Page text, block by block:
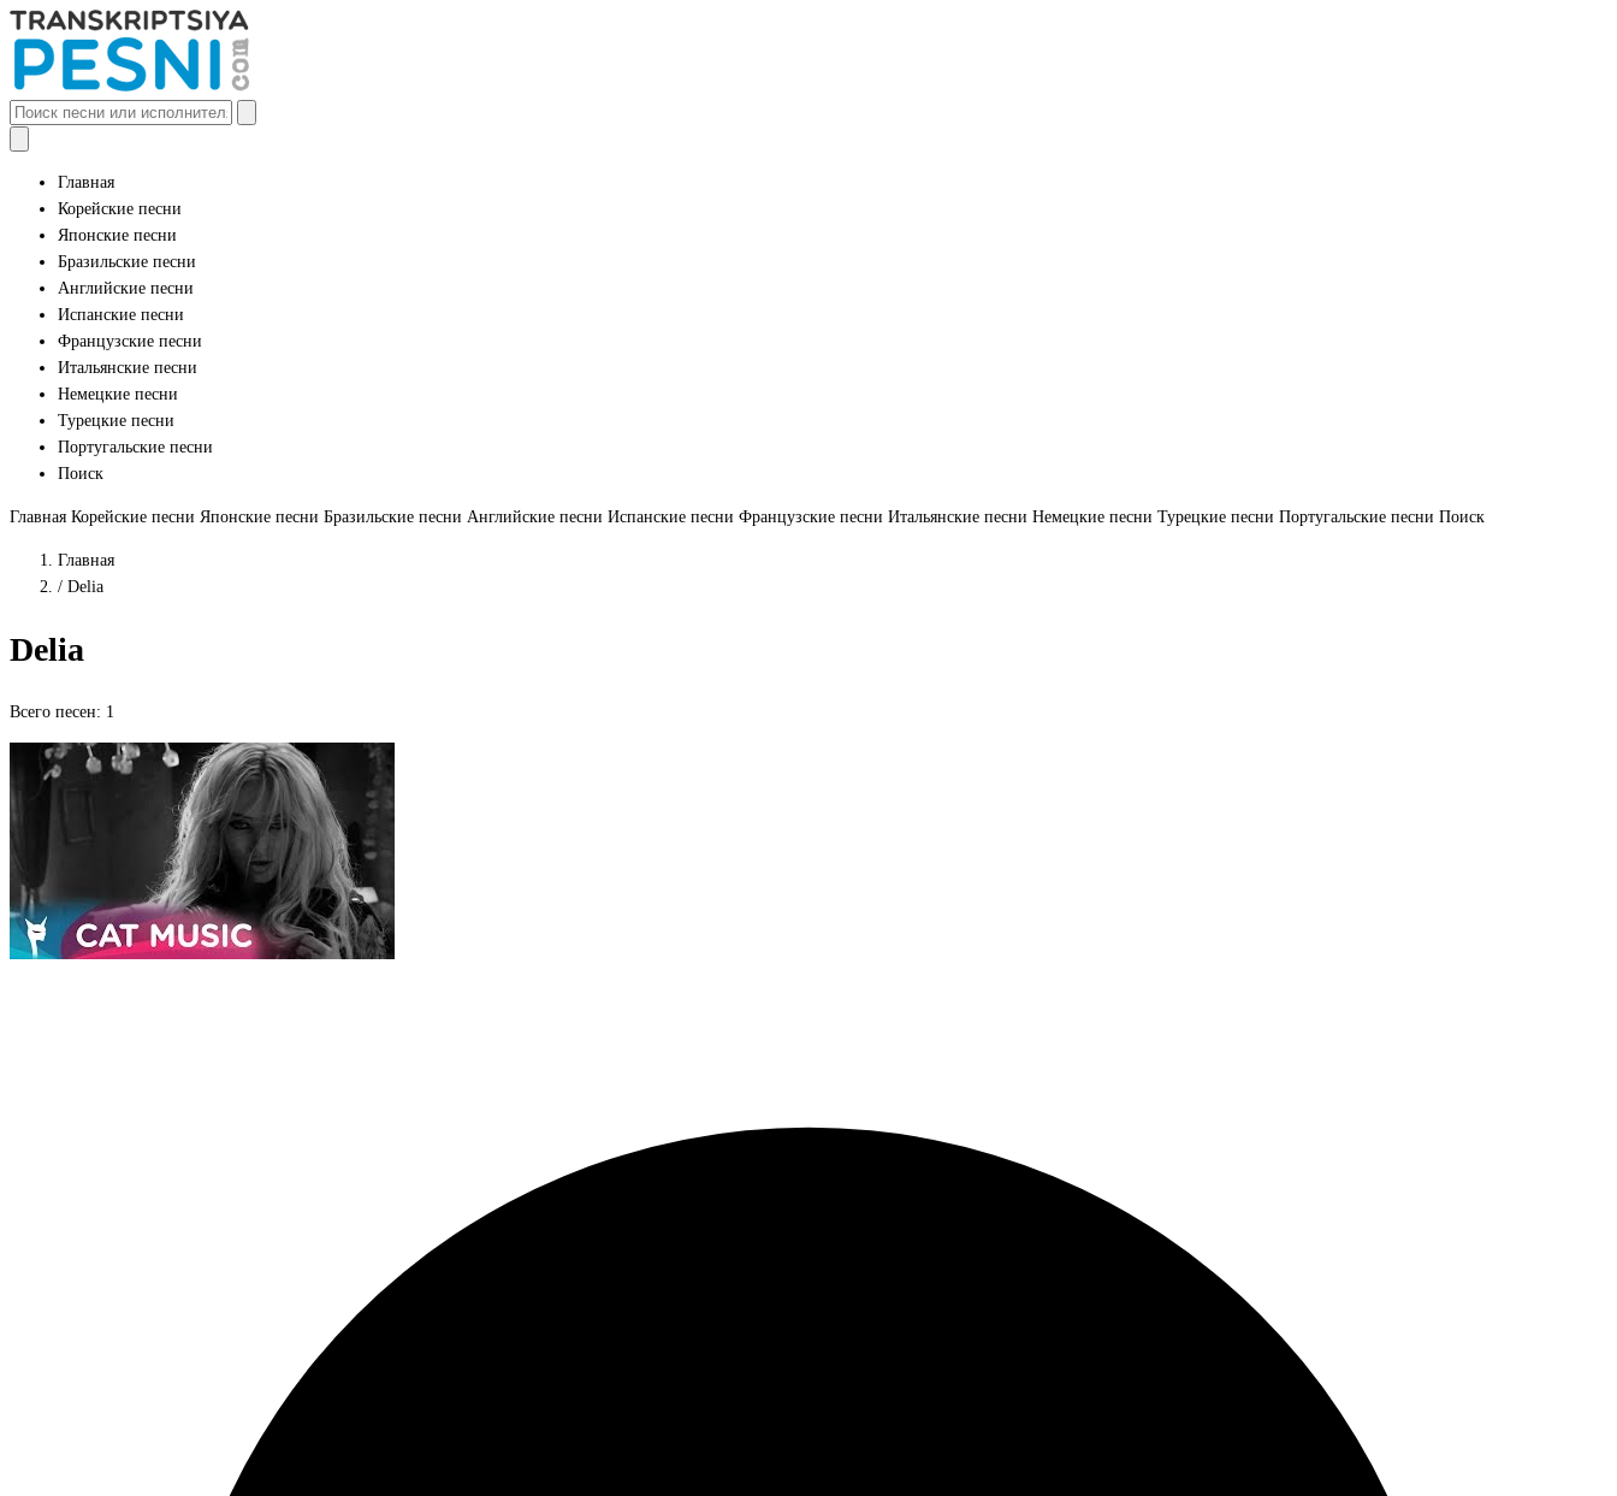
Главная
Корейские песни
Японские песни
Бразильские песни
Английские песни
Испанские песни
Французские песни
Итальянские песни
Немецкие песни
Турецкие песни
Португальские песни
Поиск
Главная Корейские песни Японские песни Бразильские песни Английские песни Испанские песни Французские песни Итальянские песни Немецкие песни Турецкие песни Португальские песни Поиск
Главная
/ Delia
Delia
Всего песен: 1